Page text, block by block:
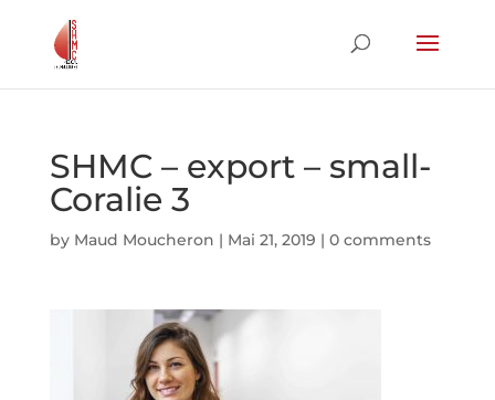
SHMC – export – small-
Coralie 3
by Maud Moucheron | Mai 21, 2019 | 0 comments